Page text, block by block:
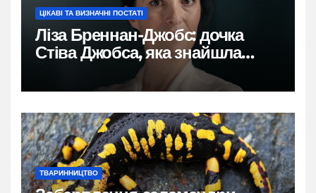
ЦІКАВІ ТА ВИЗНАЧНІ ПОСТАТІ
Ліза Бреннан-Джобс: дочка
Стіва Джобса, яка знайшла
власний голос
ТВАРИННИЦТВО